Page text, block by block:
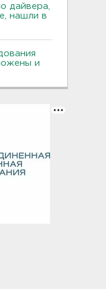
дайвера,
нашли в
и